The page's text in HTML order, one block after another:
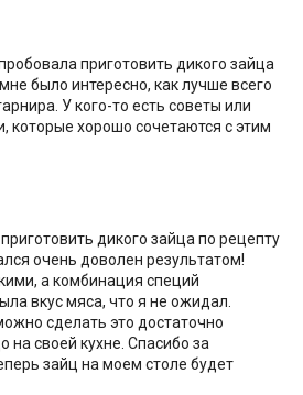
приготовить дикого зайца
было интересно, как лучше всего
У кого-то есть советы или
хорошо сочетаются с этим
дикого зайца по рецепту
очень доволен результатом!
а комбинация специй
вкус мяса, что я не ожидал.
сделать это достаточно
на своей кухне. Спасибо за
зайц на моем столе будет